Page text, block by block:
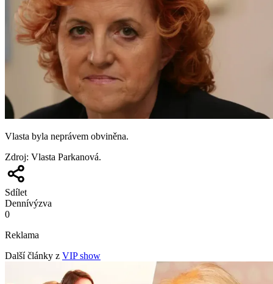
Vlasta byla neprávem obviněna.
Zdroj: Vlasta Parkanová.
Sdílet
Dennívýzva
0
Reklama
Další články z VIP show